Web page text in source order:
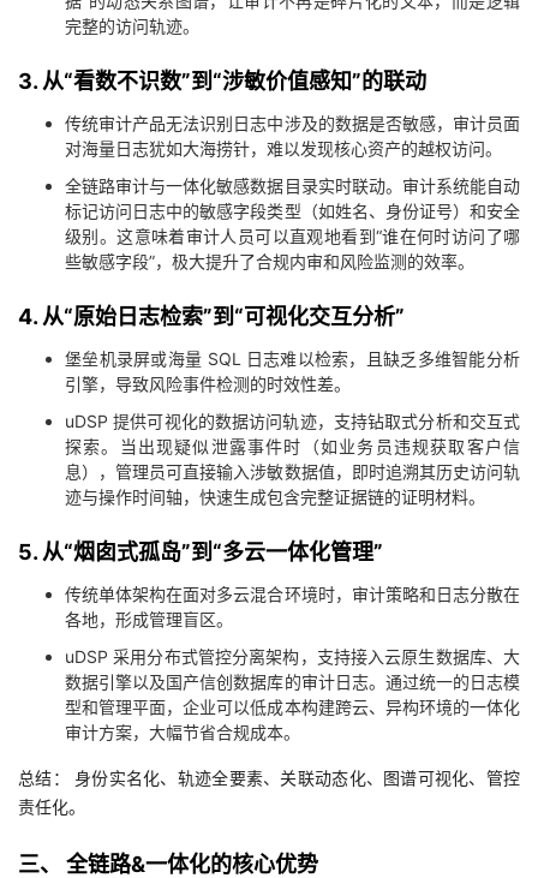
完整的访问轨迹。
3. 从“看数不识数”到“涉敏价值感知”的联动
传统审计产品无法识别日志中涉及的数据是否敏感，审计员面
对海量日志犹如大海捞针，难以发现核心资产的越权访问。
全链路审计与一体化敏感数据目录实时联动。审计系统能自动
标记访问日志中的敏感字段类型（如姓名、身份证号）和安全
级别。这意味着审计人员可以直观地看到“谁在何时访问了哪
些敏感字段”，极大提升了合规内审和风险监测的效率。
4. 从“原始日志检索”到“可视化交互分析”
堡垒机录屏或海量 SQL 日志难以检索，且缺乏多维智能分析
引擎，导致风险事件检测的时效性差。
uDSP 提供可视化的数据访问轨迹，支持钻取式分析和交互式
探索。当出现疑似泄露事件时（如业务员违规获取客户信
息），管理员可直接输入涉敏数据值，即时追溯其历史访问轨
迹与操作时间轴，快速生成包含完整证据链的证明材料。
5. 从“烟囱式孤岛”到“多云一体化管理”
传统单体架构在面对多云混合环境时，审计策略和日志分散在
各地，形成管理盲区。
uDSP 采用分布式管控分离架构，支持接入云原生数据库、大
数据引擎以及国产信创数据库的审计日志。通过统一的日志模
型和管理平面，企业可以低成本构建跨云、异构环境的一体化
审计方案，大幅节省合规成本。
总结： 身份实名化、轨迹全要素、关联动态化、图谱可视化、管控
责任化。
三、 全链路&一体化的核心优势